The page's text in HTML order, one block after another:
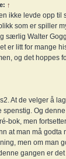
↑
ikke levde opp til
som er spiller
særlig Walter
er litt for mange
og det hoppes
At de velger å
spenstig. Og
bok, men
at man må
men om man
gangen er